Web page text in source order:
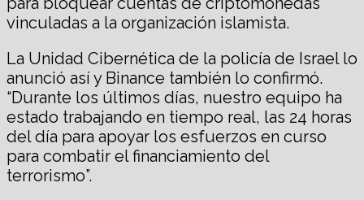
vinculadas a la organización islamista.
La Unidad Cibernética de la policía de Israel lo
anunció así y Binance también lo confirmó.
“Durante los últimos días, nuestro equipo ha
estado trabajando en tiempo real, las 24 horas
del día para apoyar los esfuerzos en curso
para combatir el financiamiento del
terrorismo”.